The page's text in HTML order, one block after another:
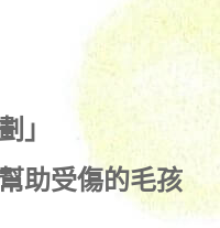
」
幫助受傷的毛孩